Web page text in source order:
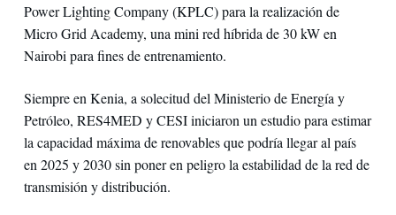
Power Lighting Company (KPLC) para la realización de
Micro Grid Academy, una mini red híbrida de 30 kW en
Nairobi para fines de entrenamiento.
Siempre en Kenia, a solecitud del Ministerio de Energía y
Petróleo, RES4MED y CESI iniciaron un estudio para estimar
la capacidad máxima de renovables que podría llegar al país
en 2025 y 2030 sin poner en peligro la estabilidad de la red de
transmisión y distribución.